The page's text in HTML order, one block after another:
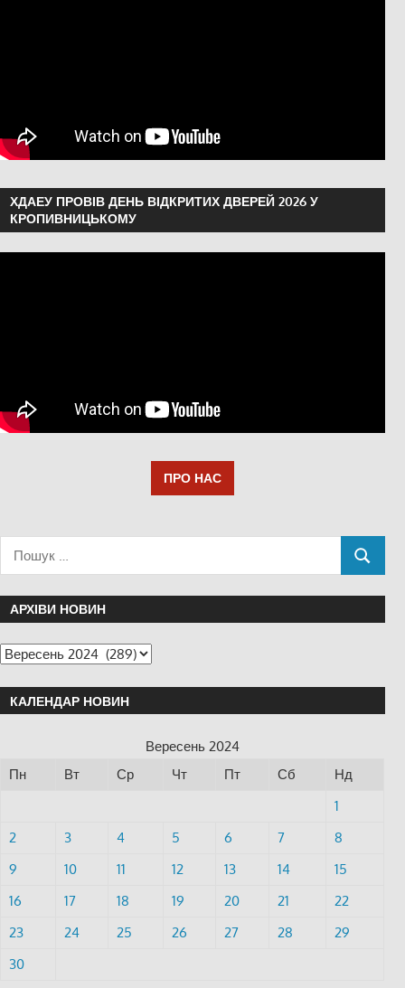
ХДАЕУ ПРОВІВ ДЕНЬ ВІДКРИТИХ ДВЕРЕЙ 2026 У
КРОПИВНИЦЬКОМУ
ПРО НАС
АРХІВИ НОВИН
КАЛЕНДАР НОВИН
Вересень 2024
Пн
Вт Ср Чт Пт Сб
Нд
1
2
3 4 5 6 7
8
9
10 11 12 13 14
15
16
17 18 19 20 21
22
23
24 25 26 27 28
29
30